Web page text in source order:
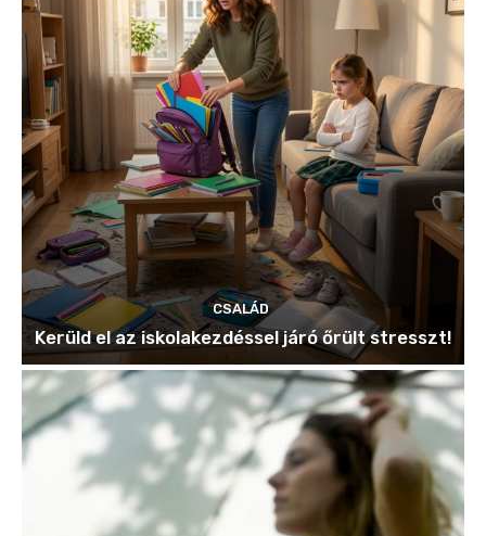
CSALÁD
Kerüld el az iskolakezdéssel járó őrült stresszt!